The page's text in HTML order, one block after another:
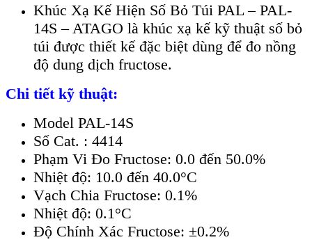
Khúc Xạ Kế Hiện Số Bỏ Túi PAL – PAL-
14S – ATAGO là khúc xạ kế kỹ thuật số bỏ
túi được thiết kế đặc biệt dùng để đo nồng
độ dung dịch fructose.
Chi tiết kỹ thuật:
Model PAL-14S
Số Cat. : 4414
Phạm Vi Đo Fructose: 0.0 đến 50.0%
Nhiệt độ: 10.0 đến 40.0°C
Vạch Chia Fructose: 0.1%
Nhiệt độ: 0.1°C
Độ Chính Xác Fructose: ±0.2%